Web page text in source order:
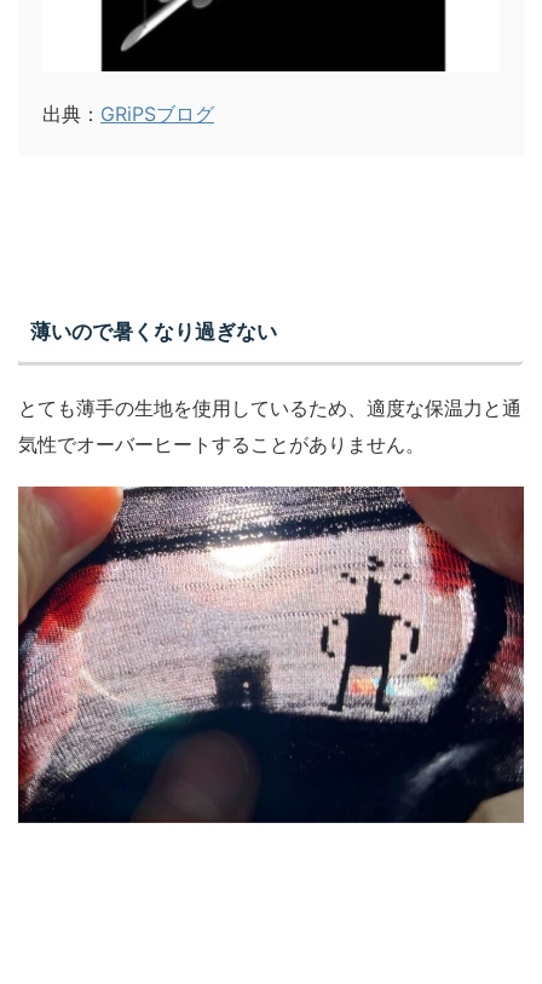
出典： GRiPSブログ
薄いので暑くなり過ぎない
とても薄手の生地を使用しているため、適度な保温力と通
気性でオーバーヒートすることがありません。